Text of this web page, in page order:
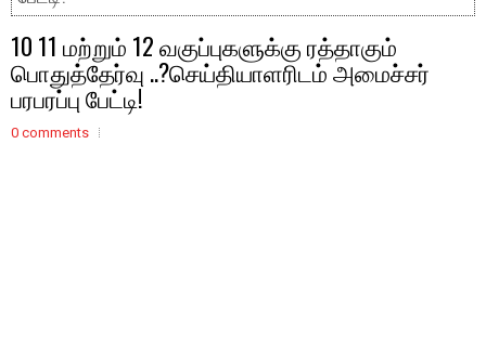
10 11 மற்றும் 12 வகுப்புகளுக்கு ரத்தாகும்
பொதுத்தேர்வு ..?செய்தியாளரிடம் அமைச்சர்
பரபரப்பு பேட்டி!
0 comments